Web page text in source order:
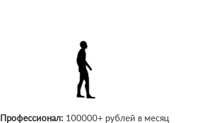
Профессионал:100000+ рублей в месяц